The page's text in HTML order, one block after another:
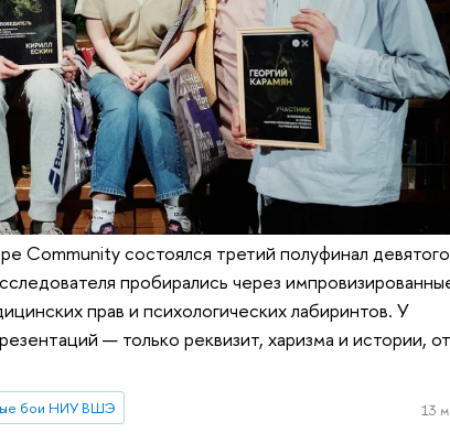
Community состоялся третий полуфинал девятого
пробирались через
прав и психологических лабиринтов. У
— только реквизит, харизма и истории, от
бои НИУ ВШЭ 13